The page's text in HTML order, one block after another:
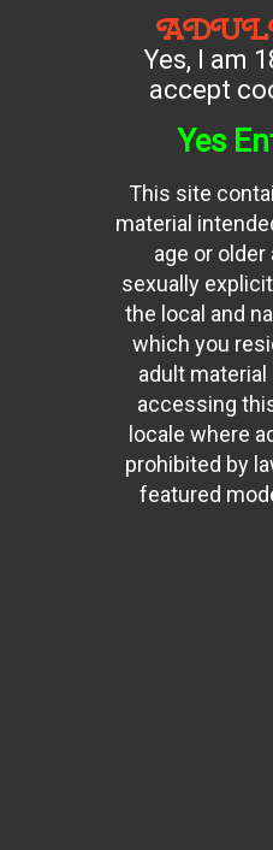
Yes, I am
accept
Yes
This site
material
age or
sexually
the local and
which you
adult
accessing
locale where
prohibited by
featured